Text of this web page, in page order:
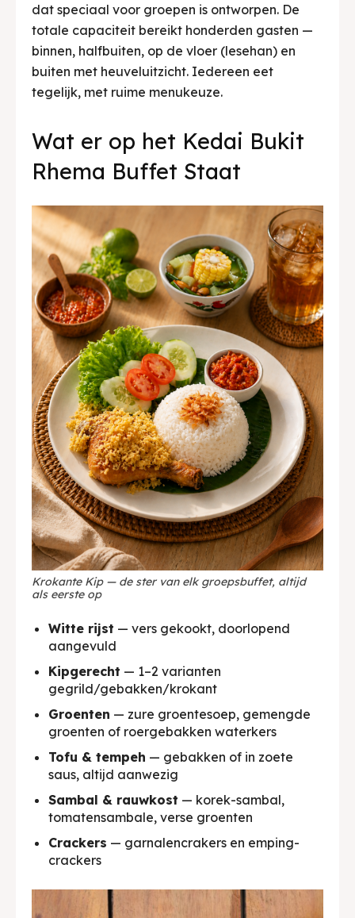
dat speciaal voor groepen is ontworpen. De
totale capaciteit bereikt honderden gasten —
binnen, halfbuiten, op de vloer (lesehan) en
buiten met heuveluitzicht. Iedereen eet
tegelijk, met ruime menukeuze.
Wat er op het Kedai Bukit
Rhema Buffet Staat
Krokante Kip — de ster van elk groepsbuffet, altijd
als eerste op
Witte rijst — vers gekookt, doorlopend
aangevuld
Kipgerecht — 1–2 varianten
gegrild/gebakken/krokant
Groenten — zure groentesoep, gemengde
groenten of roergebakken waterkers
Tofu & tempeh — gebakken of in zoete
saus, altijd aanwezig
Sambal & rauwkost — korek-sambal,
tomatensambale, verse groenten
Crackers — garnalencrakers en emping-
crackers